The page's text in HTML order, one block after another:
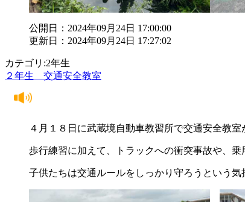
公開日：2024年09月24日 17:00:00
更新日：2024年09月24日 17:27:02
カテゴリ:2年生
２年生 交通安全教室
４月１８日に武蔵境自動車教習所で交通安全教室
歩行練習に加えて、トラックへの衝突事故や、乗
子供たちは交通ルールをしっかり守ろうという気